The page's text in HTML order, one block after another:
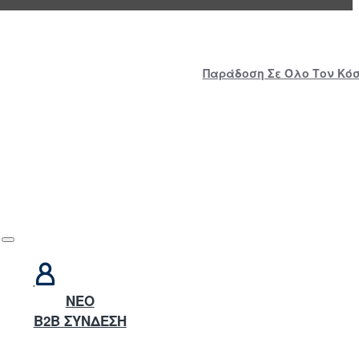
Παράδοση Σε Όλο Τον
NEO
B2B ΣΥΝΔΕΣΗ